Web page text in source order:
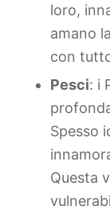
loro,
amano
con
Pesci: i
Spesso
Questa